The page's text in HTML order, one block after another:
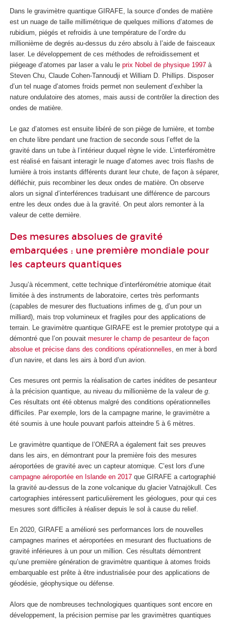
Dans le gravimètre quantique GIRAFE, la source d’ondes de matière
est un nuage de taille millimétrique de quelques millions d’atomes de
rubidium, piégés et refroidis à une température de l’ordre du
millionième de degrés au-dessus du zéro absolu à l’aide de faisceaux
laser. Le développement de ces méthodes de refroidissement et
piégeage d’atomes par laser a valu le prix Nobel de physique 1997 à
Steven Chu, Claude Cohen-Tannoudji et William D. Phillips. Disposer
d’un tel nuage d’atomes froids permet non seulement d’exhiber la
nature ondulatoire des atomes, mais aussi de contrôler la direction des
ondes de matière.
Le gaz d’atomes est ensuite libéré de son piège de lumière, et tombe
en chute libre pendant une fraction de seconde sous l’effet de la
gravité dans un tube à l’intérieur duquel règne le vide. L’interféromètre
est réalisé en faisant interagir le nuage d’atomes avec trois flashs de
lumière à trois instants différents durant leur chute, de façon à séparer,
défléchir, puis recombiner les deux ondes de matière. On observe
alors un signal d’interférences traduisant une différence de parcours
entre les deux ondes due à la gravité. On peut alors remonter à la
valeur de cette dernière.
Des mesures absolues de gravité
embarquées : une première mondiale pour
les capteurs quantiques
Jusqu’à récemment, cette technique d’interférométrie atomique était
limitée à des instruments de laboratoire, certes très performants
(capables de mesurer des fluctuations infimes de g, d’un pour un
milliard), mais trop volumineux et fragiles pour des applications de
terrain. Le gravimètre quantique GIRAFE est le premier prototype qui a
démontré que l’on pouvait mesurer le champ de pesanteur de façon
absolue et précise dans des conditions opérationnelles , en mer à bord
d’un navire, et dans les airs à bord d’un avion.
Ces mesures ont permis la réalisation de cartes inédites de pesanteur
à la précision quantique, au niveau du millionième de la valeur de g.
Ces résultats ont été obtenus malgré des conditions opérationnelles
difficiles. Par exemple, lors de la campagne marine, le gravimètre a
été soumis à une houle pouvant parfois atteindre 5 à 6 mètres.
Le gravimètre quantique de l’ONERA a également fait ses preuves
dans les airs, en démontrant pour la première fois des mesures
aéroportées de gravité avec un capteur atomique. C’est lors d’une
campagne aéroportée en Islande en 2017 que GIRAFE a cartographié
la gravité au-dessus de la zone volcanique du glacier Vatnajökull. Ces
cartographies intéressent particulièrement les géologues, pour qui ces
mesures sont difficiles à réaliser depuis le sol à cause du relief.
En 2020, GIRAFE a amélioré ses performances lors de nouvelles
campagnes marines et aéroportées en mesurant des fluctuations de
gravité inférieures à un pour un million. Ces résultats démontrent
qu’une première génération de gravimètre quantique à atomes froids
embarquable est prête à être industrialisée pour des applications de
géodésie, géophysique ou défense.
Alors que de nombreuses technologiques quantiques sont encore en
développement, la précision permise par les gravimètres quantiques